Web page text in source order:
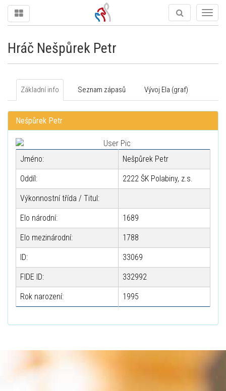
Hráč Nešpůrek Petr
Základní info Seznam zápasů Vývoj Ela (graf)
Nešpůrek Petr
Jméno: Nešpůrek Petr
Oddíl: 2222 ŠK Polabiny, z.s.
Výkonnostní třída / Titul:
Elo národní: 1689
Elo mezinárodní: 1788
ID: 33069
FIDE ID: 332992
Rok narození: 1995